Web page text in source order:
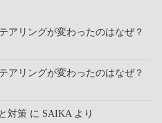
リングが変わったのはなぜ？
リングが変わったのはなぜ？
対策 に SAIKAより